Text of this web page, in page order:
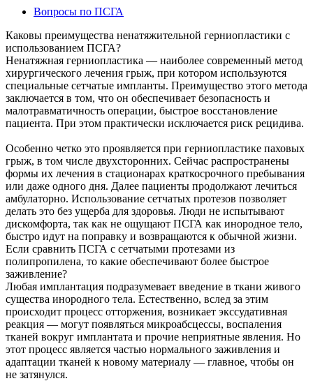
Вопросы по ПСГА
Каковы преимущества ненатяжительной герниопластики с
использованием ПСГА?
Ненатяжная герниопластика — наиболее современный метод
хирургического лечения грыж, при котором используются
специальные сетчатые импланты. Преимущество этого метода
заключается в том, что он обеспечивает безопасность и
малотравматичность операции, быстрое восстановление
пациента. При этом практически исключается риск рецидива.
Особенно четко это проявляется при герниопластике паховых
грыж, в том числе двухсторонних. Сейчас распространены
формы их лечения в стационарах краткосрочного пребывания
или даже одного дня. Далее пациенты продолжают лечиться
амбулаторно. Использование сетчатых протезов позволяет
делать это без ущерба для здоровья. Люди не испытывают
дискомфорта, так как не ощущают ПСГА как инородное тело,
быстро идут на поправку и возвращаются к обычной жизни.
Если сравнить ПСГА с сетчатыми протезами из
полипропилена, то какие обеспечивают более быстрое
заживление?
Любая имплантация подразумевает введение в ткани живого
существа инородного тела. Естественно, вслед за этим
происходит процесс отторжения, возникает экссудативная
реакция — могут появляться микроабсцессы, воспаления
тканей вокруг имплантата и прочие неприятные явления. Но
этот процесс является частью нормального заживления и
адаптации тканей к новому материалу — главное, чтобы он
не затянулся.